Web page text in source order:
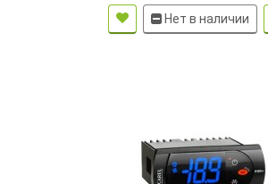
Нет в наличии